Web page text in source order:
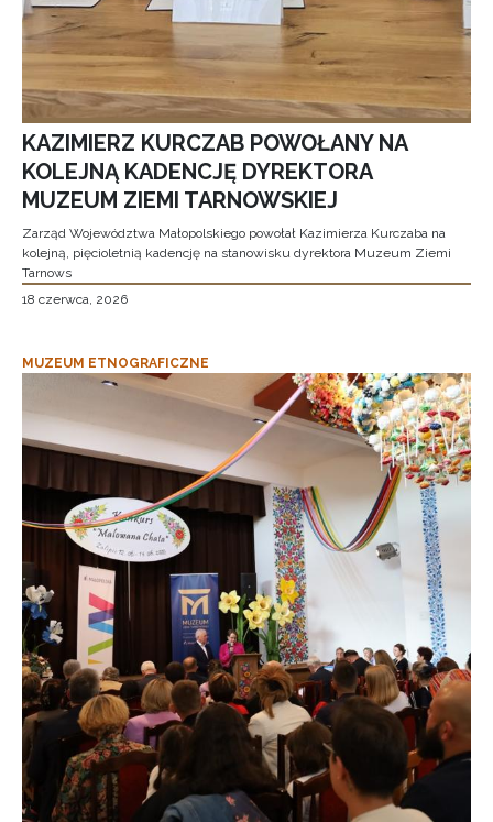
KAZIMIERZ KURCZAB POWOŁANY NA
KOLEJNĄ KADENCJĘ DYREKTORA
MUZEUM ZIEMI TARNOWSKIEJ
Zarząd Województwa Małopolskiego powołał Kazimierza Kurczaba na
kolejną, pięcioletnią kadencję na stanowisku dyrektora Muzeum Ziemi
Tarnows
18 czerwca, 2026
MUZEUM ETNOGRAFICZNE